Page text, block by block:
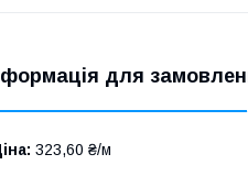
для
323,60 ₴/м